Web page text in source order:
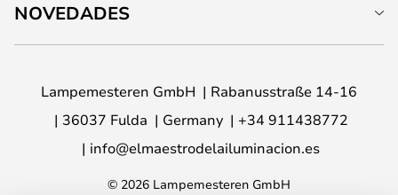
NOVEDADES
Lampemesteren GmbH
Rabanusstraße 14-16
36037 Fulda
Germany
+34 911438772
info@elmaestrodelailuminacion.es
© 2026 Lampemesteren GmbH